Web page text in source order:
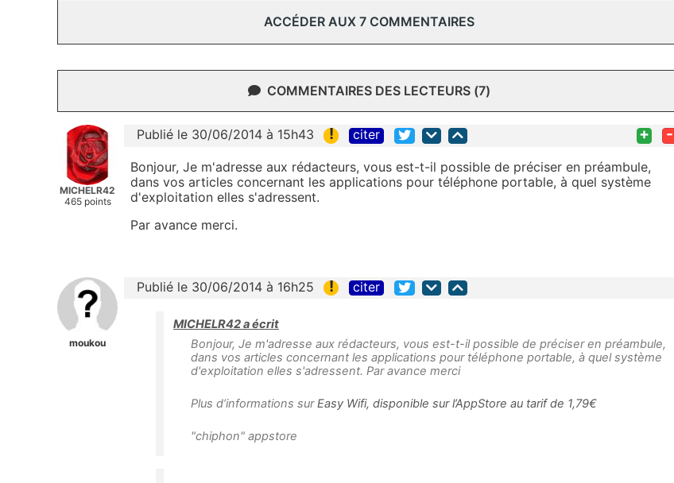
ACCÉDER AUX 7 COMMENTAIRES
COMMENTAIRES DES LECTEURS (7)
MICHELR42
465 points
Publié le 30/06/2014 à 15h43 ! citer + -
Bonjour, Je m'adresse aux rédacteurs, vous est-t-il possible de préciser en préambule,
dans vos articles concernant les applications pour téléphone portable, à quel système
d'exploitation elles s'adressent.
Par avance merci.
moukou
Publié le 30/06/2014 à 16h25 ! citer
MICHELR42 a écrit
Bonjour, Je m'adresse aux rédacteurs, vous est-t-il possible de préciser en préambule,
dans vos articles concernant les applications pour téléphone portable, à quel système
d'exploitation elles s'adressent. Par avance merci
Plus d’informations surEasy Wifi, disponible sur l’AppStore au tarif de 1,79€
"chiphon" appstore